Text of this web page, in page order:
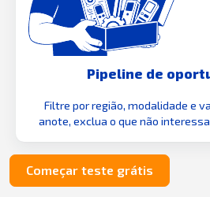
Pipeline de
Filtre por região, modalidade e
anote, exclua o que não
Começar teste grátis